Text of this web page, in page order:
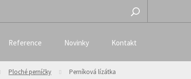
Reference Novinky Kontakt
Ploché perníčky Perníková lízátka